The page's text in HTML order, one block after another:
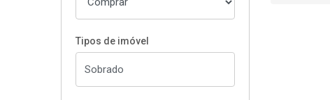
Tipos de imóvel